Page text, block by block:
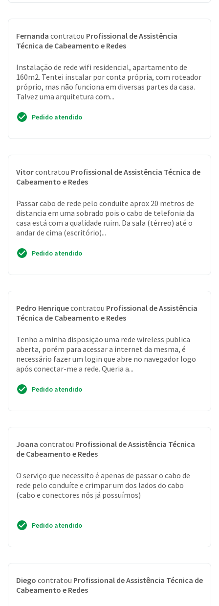
Fernanda contratou Profissional de Assistência
Técnica de Cabeamento e Redes
Instalação de rede wifi residencial, apartamento de
160m2. Tentei instalar por conta própria, com roteador
próprio, mas não funciona em diversas partes da casa.
Talvez uma arquitetura com...
Pedido atendido
Vitorcontratou Profissional de Assistência Técnica de
Cabeamento e Redes
Passar cabo de rede pelo conduite aprox 20 metros de
distancia em uma sobrado pois o cabo de telefonia da
casa está com a qualidade ruim. Da sala (térreo) até o
andar de cima (escritório)...
Pedido atendido
Pedro Henriquecontratou Profissional de Assistência
Técnica de Cabeamento e Redes
Tenho a minha disposição uma rede wireless publica
aberta, porém para acessar a internet da mesma, é
necessário fazer um login que abre no navegador logo
após conectar-me a rede. Queria a...
Pedido atendido
Joana contratou Profissional de Assistência Técnica
de Cabeamento e Redes
O serviço que necessito é apenas de passar o cabo de
rede pelo conduíte e crimpar um dos lados do cabo
(cabo e conectores nós já possuímos)
Pedido atendido
Diego contratou Profissional de Assistência Técnica de
Cabeamento e Redes